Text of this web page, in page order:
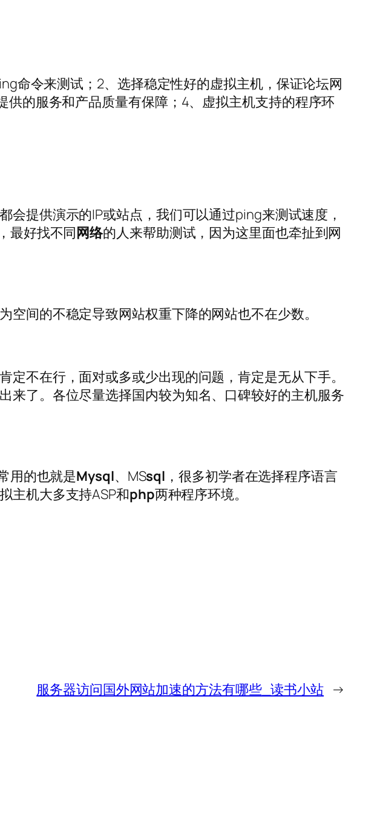
命令来测试；2、选择稳定性好的虚拟主机，保证论坛网
的服务和产品质量有保障；4、虚拟主机支持的程序环
会提供演示的IP或站点，我们可以通过ping来测试速度，
最好找不同网络的人来帮助测试，因为这里面也牵扯到网
间的不稳定导致网站权重下降的网站也不在少数。
不在行，面对或多或少出现的问题，肯定是无从下手。
来了。各位尽量选择国内较为知名、口碑较好的主机服务
用的也就是Mysql、MSsql ，很多初学者在选择程序语言
主机大多支持ASP和php两种程序环境。
服务器访问国外网站加速的方法有哪些_读书小站 →